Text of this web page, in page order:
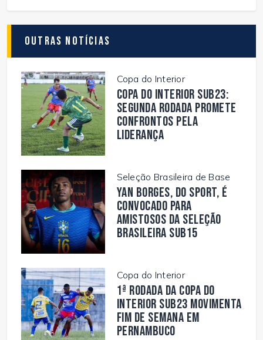
Outras Notícias
Copa do Interior
Copa do Interior Sub23:
segunda rodada promete
confrontos pela
liderança
Seleção Brasileira de Base
Yan Borges, do Sport, é
convocado para
amistosos da Seleção
Brasileira Sub15
Copa do Interior
1ª rodada da Copa do
Interior Sub23 movimenta
fim de semana em
Pernambuco